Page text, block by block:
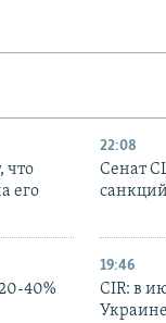
что
его
22:08
Сенат
40%
19:46
CIR: в